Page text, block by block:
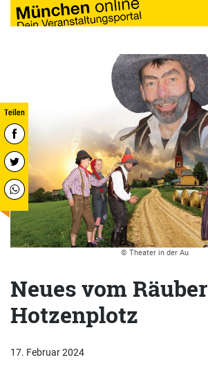
© Theater in der Au
Neues vom Räuber
Hotzenplotz
17. Februar 2024